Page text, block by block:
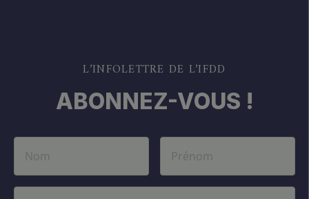
L’INFOLETTRE DE L’IFDD
ABONNEZ-VOUS !